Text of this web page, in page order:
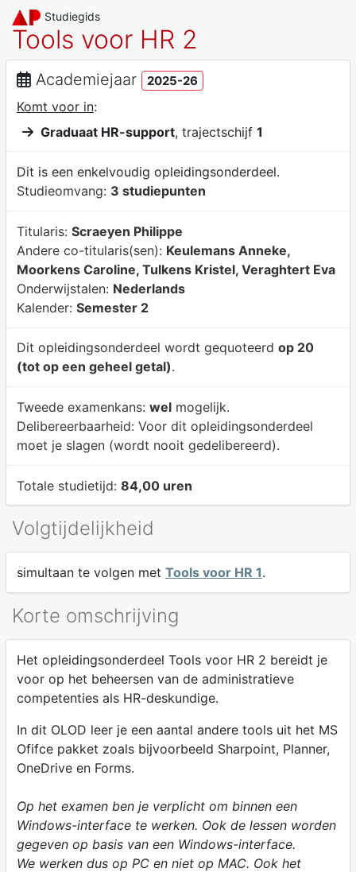
Studiegids
Tools voor HR 2
Academiejaar 2025-26
Komt voor in:
Graduaat HR-support, trajectschijf 1
Dit is een enkelvoudig opleidingsonderdeel.
Studieomvang: 3 studiepunten
Titularis: Scraeyen Philippe
Andere co-titularis(sen): Keulemans Anneke,
Moorkens Caroline, Tulkens Kristel, Veraghtert Eva
Onderwijstalen: Nederlands
Kalender: Semester 2
Dit opleidingsonderdeel wordt gequoteerd op 20
(tot op een geheel getal).
Tweede examenkans: welmogelijk.
Delibereerbaarheid: Voor dit opleidingsonderdeel
moet je slagen (wordt nooit gedelibereerd).
Totale studietijd: 84,00 uren
Volgtijdelijkheid
simultaan te volgen met Tools voor HR 1.
Korte omschrijving
Het opleidingsonderdeel Tools voor HR 2 bereidt je
voor op het beheersen van de administratieve
competenties als HR-deskundige.
In dit OLOD leer je een aantal andere tools uit het MS
Ofifce pakket zoals bijvoorbeeld Sharpoint, Planner,
OneDrive en Forms.
Op het examen ben je verplicht om binnen een
Windows-interface te werken. Ook de lessen worden
gegeven op basis van een Windows-interface.
We werken dus op PC en niet op MAC. Ook het